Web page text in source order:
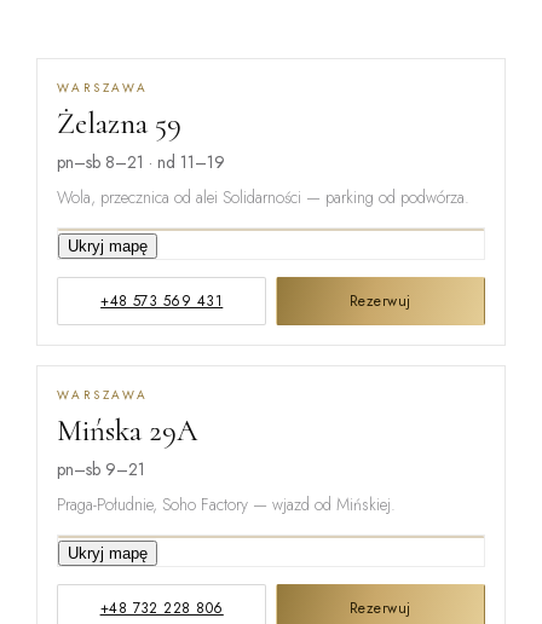
WARSZAWA
Żelazna 59
pn–sb 8–21 · nd 11–19
Wola, przecznica od alei Solidarności — parking od podwórza.
GRZYBOWSKA
ŻELAZNA
Ukryj mapę
+48 573 569 431 Rezerwuj
WARSZAWA
Mińska 29A
pn–sb 9–21
Praga-Południe, Soho Factory — wjazd od Mińskiej.
ŻUPNICZA
Ukryj mapę
+48 732 228 806 Rezerwuj